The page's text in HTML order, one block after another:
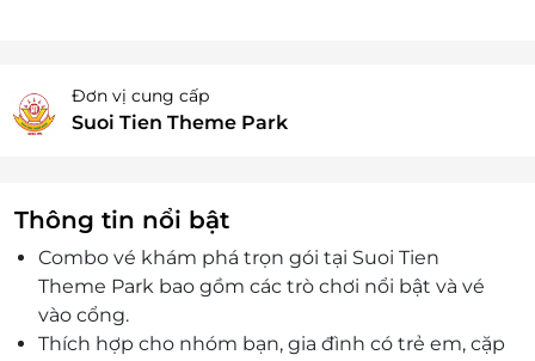
Đơn vị cung cấp
Suoi Tien Theme Park
Thông tin nổi bật
Combo vé khám phá trọn gói tại Suoi Tien
Theme Park bao gồm các trò chơi nổi bật và vé
vào cổng.
Thích hợp cho nhóm bạn, gia đình có trẻ em, cặp